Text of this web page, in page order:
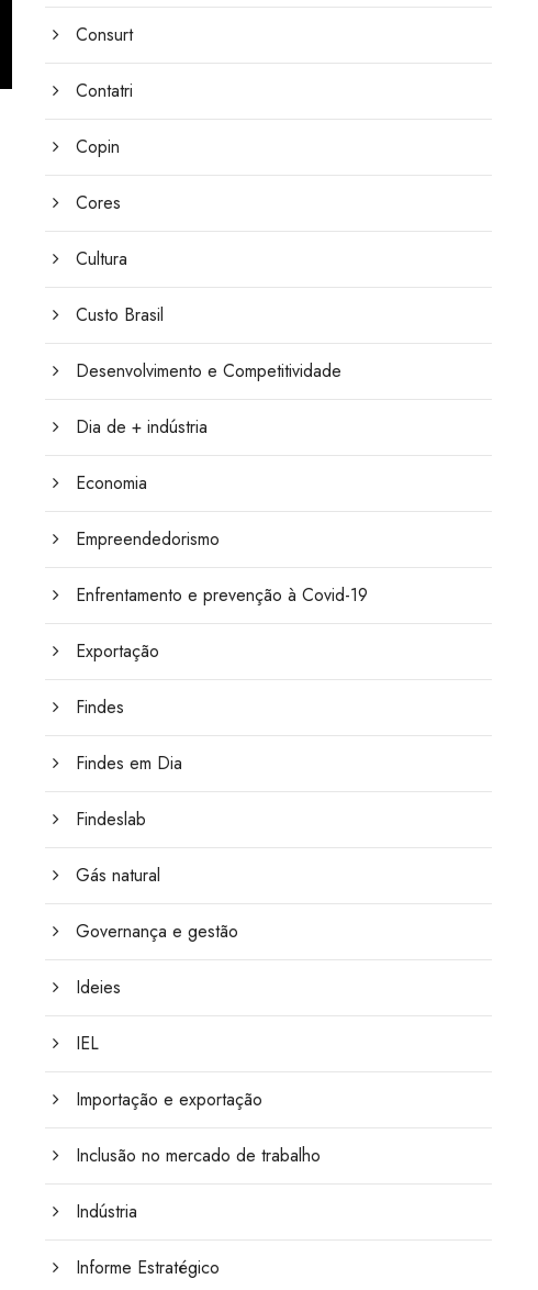
Consurt
Contatri
Copin
Cores
Cultura
Custo Brasil
Desenvolvimento e Competitividade
Dia de + indústria
Economia
Empreendedorismo
Enfrentamento e prevenção à Covid-19
Exportação
Findes
Findes em Dia
Findeslab
Gás natural
Governança e gestão
Ideies
IEL
Importação e exportação
Inclusão no mercado de trabalho
Indústria
Informe Estratégico